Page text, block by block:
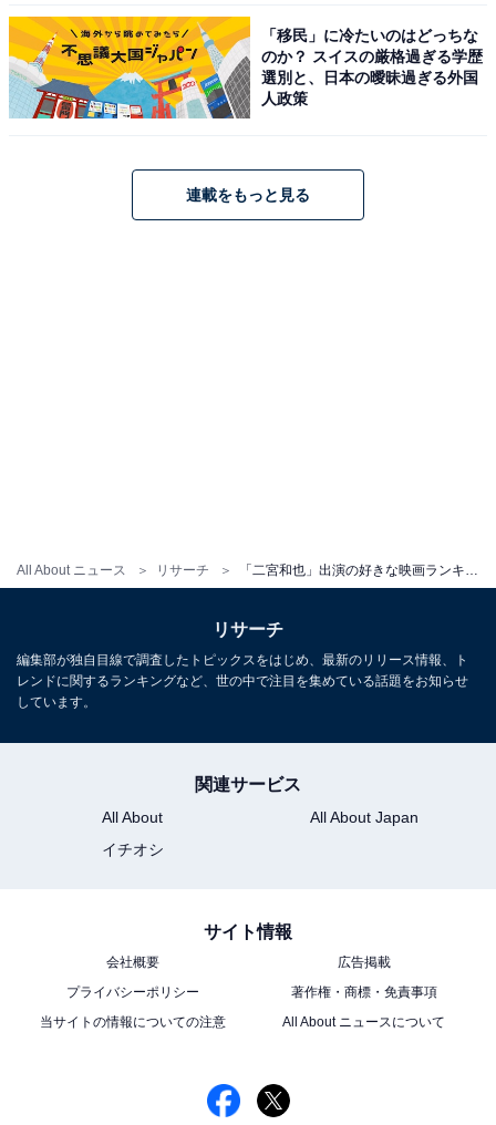
All About ニュース リサーチ
1 2
「移民」に冷たいのはどっちな
のか？ スイスの厳格過ぎる学歴
選別と、日本の曖昧過ぎる外国
人政策
連載をもっと見る
リサーチ
編集部が独自目線で調査したトピックスをはじめ、最新のリリース情報、ト
レンドに関するランキングなど、世の中で注目を集めている話題をお知らせ
しています。
関連サービス
All About
All About Japan
イチオシ
サイト情報
会社概要
広告掲載
プライバシーポリシー
著作権・商標・免責事項
当サイトの情報についての注意
All About ニュースについて